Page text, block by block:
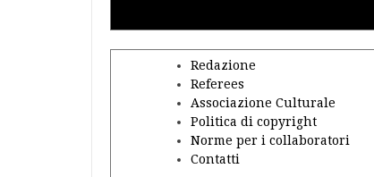
Redazione
Referees
Associazione Culturale
Politica di copyright
Norme per i collaboratori
Contatti